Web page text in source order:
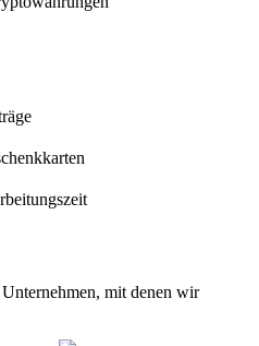
mit denen wir